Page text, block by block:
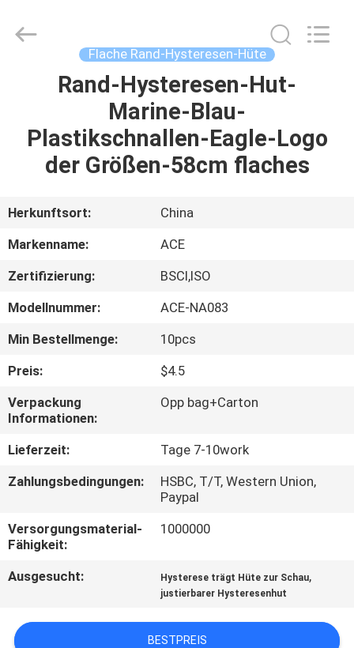
PRODUKTE
UNS
AUSFLUG
QUALITÄTSKONTROLLE
TRETEN
SIE
MIT
UNS
VERBINDUNG
NACHRICHTEN
FÄLLE
Ltd..
Flache Rand-Hysteresen-Hüte
Rand-Hysteresen-Hut-
Marine-Blau-
Plastikschnallen-Eagle-Logo
der Größen-58cm flaches
Herkunftsort:
China
Markenname:
ACE
Zertifizierung:
BSCI,ISO
Modellnummer:
ACE-NA083
Min Bestellmenge:
10pcs
Preis:
$4.5
Verpackung
Informationen:
Opp bag+Carton
Lieferzeit:
Tage 7-10work
Zahlungsbedingungen:
HSBC, T/T, Western Union,
Paypal
Versorgungsmaterial-
Fähigkeit:
1000000
Ausgesucht: Hysterese trägt Hüte zur Schau,
justierbarer Hysteresenhut
BESTPREIS